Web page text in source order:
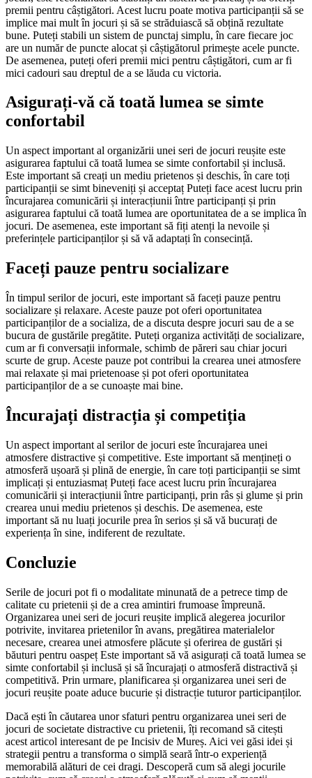
premii pentru câștigători. Acest lucru poate motiva participanții să se
implice mai mult în jocuri și să se străduiască să obțină rezultate
bune. Puteți stabili un sistem de punctaj simplu, în care fiecare joc
are un număr de puncte alocat și câștigătorul primește acele puncte.
De asemenea, puteți oferi premii mici pentru câștigători, cum ar fi
mici cadouri sau dreptul de a se lăuda cu victoria.
Asigurați-vă că toată lumea se simte
confortabil
Un aspect important al organizării unei seri de jocuri reușite este
asigurarea faptului că toată lumea se simte confortabil și inclusă.
Este important să creați un mediu prietenos și deschis, în care toți
participanții se simt bineveniți și acceptaț Puteți face acest lucru prin
încurajarea comunicării și interacțiunii între participanți și prin
asigurarea faptului că toată lumea are oportunitatea de a se implica în
jocuri. De asemenea, este important să fiți atenți la nevoile și
preferințele participanților și să vă adaptați în consecință.
Faceți pauze pentru socializare
În timpul serilor de jocuri, este important să faceți pauze pentru
socializare și relaxare. Aceste pauze pot oferi oportunitatea
participanților de a socializa, de a discuta despre jocuri sau de a se
bucura de gustările pregătite. Puteți organiza activități de socializare,
cum ar fi conversații informale, schimb de păreri sau chiar jocuri
scurte de grup. Aceste pauze pot contribui la crearea unei atmosfere
mai relaxate și mai prietenoase și pot oferi oportunitatea
participanților de a se cunoaște mai bine.
Încurajați distracția și competiția
Un aspect important al serilor de jocuri este încurajarea unei
atmosfere distractive și competitive. Este important să mențineți o
atmosferă ușoară și plină de energie, în care toți participanții se simt
implicați și entuziasmaț Puteți face acest lucru prin încurajarea
comunicării și interacțiunii între participanți, prin râs și glume și prin
crearea unui mediu prietenos și deschis. De asemenea, este
important să nu luați jocurile prea în serios și să vă bucurați de
experiența în sine, indiferent de rezultate.
Concluzie
Serile de jocuri pot fi o modalitate minunată de a petrece timp de
calitate cu prietenii și de a crea amintiri frumoase împreună.
Organizarea unei seri de jocuri reușite implică alegerea jocurilor
potrivite, invitarea prietenilor în avans, pregătirea materialelor
necesare, crearea unei atmosfere plăcute și oferirea de gustări și
băuturi pentru oaspeț Este important să vă asigurați că toată lumea se
simte confortabil și inclusă și să încurajați o atmosferă distractivă și
competitivă. Prin urmare, planificarea și organizarea unei seri de
jocuri reușite poate aduce bucurie și distracție tuturor participanților.
Dacă ești în căutarea unor sfaturi pentru organizarea unei seri de
jocuri de societate distractive cu prietenii, îți recomand să citești
acest articol interesant de pe Incisiv de Mureș. Aici vei găsi idei și
strategii pentru a transforma o simplă seară într-o experiență
memorabilă alături de cei dragi. Descoperă cum să alegi jocurile